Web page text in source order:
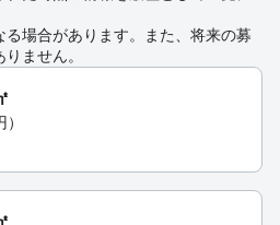
場合があります。また、将来の募
ません。